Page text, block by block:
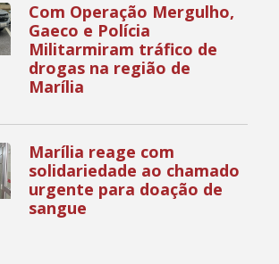
Com Operação Mergulho,
Gaeco e Polícia
Militarmiram tráfico de
drogas na região de
Marília
Marília reage com
solidariedade ao chamado
urgente para doação de
sangue